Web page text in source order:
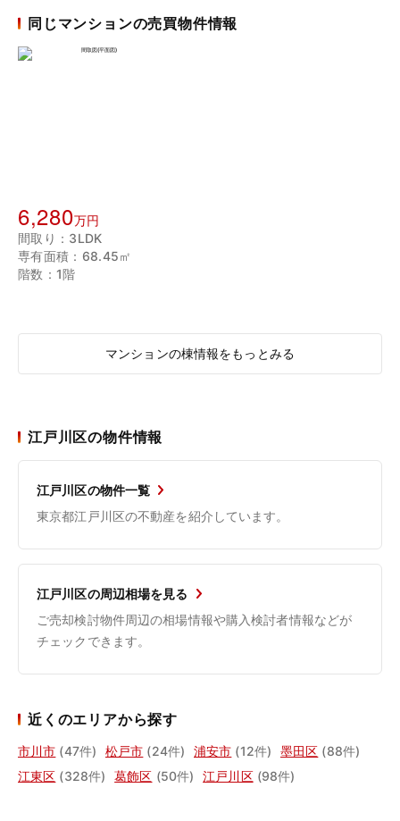
同じマンションの売買物件情報
6,280万円
間取り：3LDK
専有面積：68.45㎡
階数：1階
マンションの棟情報をもっとみる
江戸川区の物件情報
江戸川区の物件一覧
東京都江戸川区の不動産を紹介しています。
江戸川区の周辺相場を見る
ご売却検討物件周辺の相場情報や購入検討者情報などが
チェックできます。
近くのエリアから探す
市川市 (47件) 松戸市 (24件) 浦安市 (12件) 墨田区 (88件)
江東区 (328件) 葛飾区 (50件) 江戸川区 (98件)